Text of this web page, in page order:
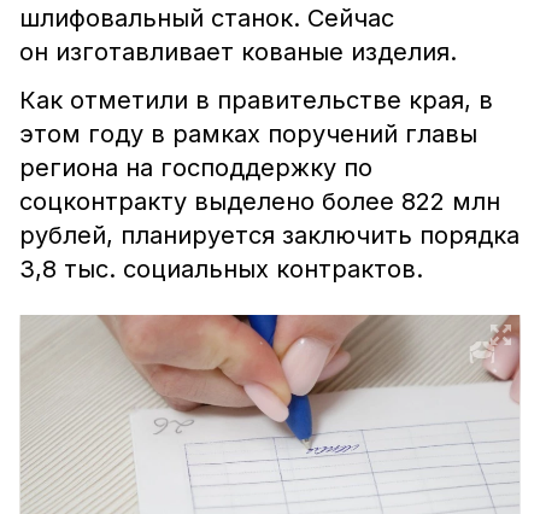
шлифовальный станок. Сейчас
он изготавливает кованые изделия.
Как отметили в правительстве края, в
этом году в рамках поручений главы
региона на господдержку по
соцконтракту выделено более 822 млн
рублей, планируется заключить порядка
3,8 тыс. социальных контрактов.